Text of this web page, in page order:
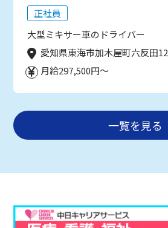
正社員
大型ミキサー車のドライバー
愛知県東海市加木屋町六反田12
月給297,500円～
一覧を見る